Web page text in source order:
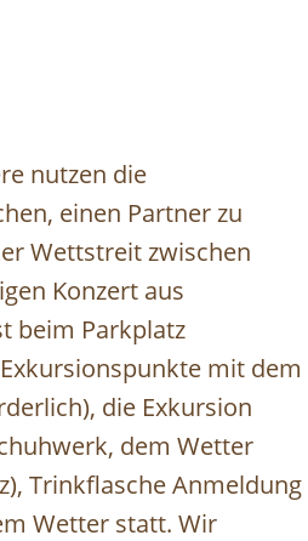
nutzen die
einen Partner zu
Wettstreit zwischen
Konzert aus
beim Parkplatz
mit dem
die Exkursion
dem Wetter
Trinkflasche Anmeldung
Wetter statt. Wir